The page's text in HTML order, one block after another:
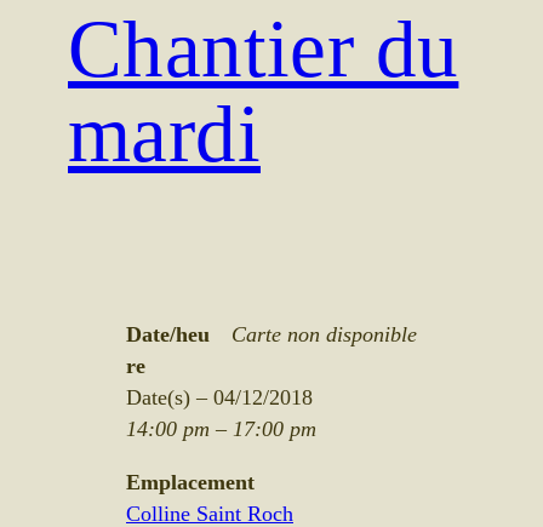
Chantier du
mardi
Carte non disponible
Date/heu
re
Date(s) – 04/12/2018
14:00 pm – 17:00 pm
Emplacement
Colline Saint Roch